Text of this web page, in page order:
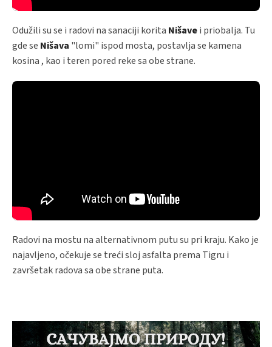
Odužili su se i radovi na sanaciji korita Nišavei priobalja. Tu
gde se Nišava "lomi" ispod mosta, postavlja se kamena
kosina , kao i teren pored reke sa obe strane.
Radovi na mostu na alternativnom putu su pri kraju. Kako je
najavljeno, očekuje se treći sloj asfalta prema Tigru i
završetak radova sa obe strane puta.